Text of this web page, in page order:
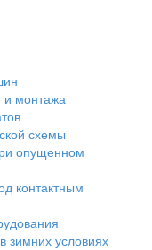
и монтажа
схемы
опущенном
контактным
зимних условиях